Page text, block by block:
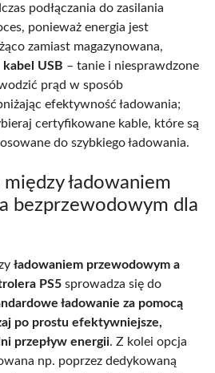
podłączania do zasilania
ponieważ energia jest
zamiast magazynowana,
USB – tanie i niesprawdzone
prąd w sposób
efektywność ładowania;
certyfikowane kable, które są
do szybkiego ładowania.
ładowaniem
bezprzewodowym dla
ładowaniem przewodowym a
PS5 sprowadza się do
ładowanie za pomocą
po prostu efektywniejsze,
przepływ energii. Z kolei opcja
np. poprzez dedykowaną